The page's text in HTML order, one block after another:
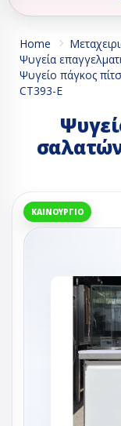
Home
Ψυγεία
Ψυγείο πάγκος
CT393-E
ΚΑΙΝΟΎΡΓΙΟ